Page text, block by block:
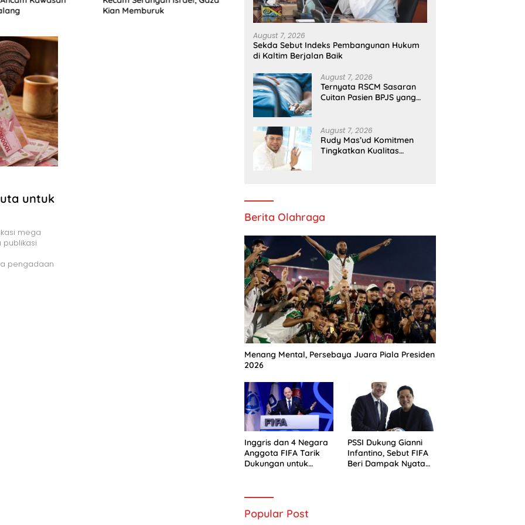
Kian Memburuk
Pengawasan Dapur Gizi
untuk
mega
publikasi
pengadaan
August 7, 2026
Sekda Sebut Indeks Pembangunan Hukum
di Kaltim Berjalan Baik
August 7, 2026
Ternyata RSCM Sasaran
Cuitan Pasien BPJS yang
August 7, 2026
Rudy Mas’ud Komitmen
Tingkatkan Kualitas
Berita Olahraga
Menang Mental, Persebaya Juara Piala Presiden
2026
Inggris dan 4 Negara
Anggota FIFA Tarik
Dukungan untuk
PSSI Dukung Gianni
Infantino, Sebut FIFA
Beri Dampak Nyata
Popular Post